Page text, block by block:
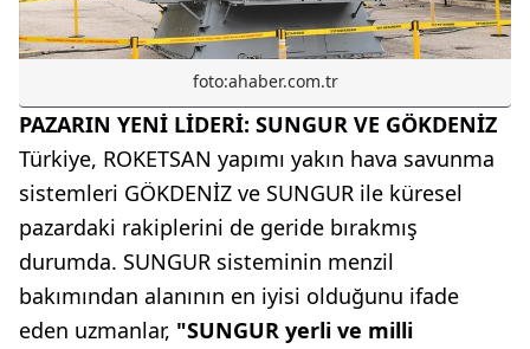
foto:ahaber.com.tr
PAZARIN YENİ LİDERİ: SUNGUR VE GÖKDENİZ
Türkiye, ROKETSAN yapımı yakın hava savunma
sistemleri GÖKDENİZ ve SUNGUR ile küresel
pazardaki rakiplerini de geride bırakmış
durumda. SUNGUR sisteminin menzil
bakımından alanının en iyisi olduğunu ifade
eden uzmanlar, "SUNGUR yerli ve milli